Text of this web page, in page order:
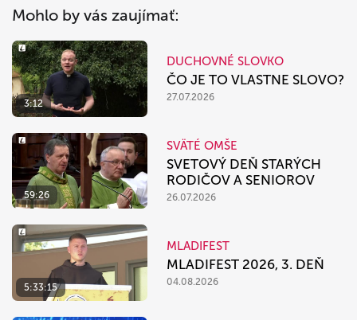
Mohlo by vás zaujímať:
3:12
DUCHOVNÉ SLOVKO
ČO JE TO VLASTNE SLOVO?
27.07.2026
59:26
SVÄTÉ OMŠE
SVETOVÝ DEŇ STARÝCH
RODIČOV A SENIOROV
26.07.2026
5:33:15
MLADIFEST
MLADIFEST 2026, 3. DEŇ
04.08.2026